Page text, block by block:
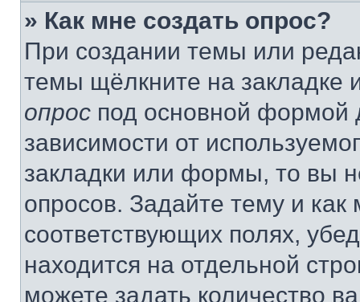
» Как мне создать опрос?
При создании темы или
темы щёлкните на
опрос под основной формой
зависимости от
закладки или формы, то вы
опросов. Задайте тему и
соответствующих полях,
находится на отдельной
можете задать количество